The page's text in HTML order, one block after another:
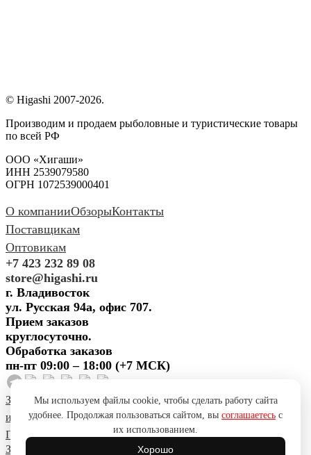
© Higashi 2007-2026.
Производим и продаем рыболовные и туристические товары
по всей РФ
ООО «Хигаши»
ИНН 2539079580
ОГРН 1072539000401
О компанииОбзорыКонтакты
Поставщикам
Оптовикам
+7 423 232 89 08
store@higashi.ru
г. Владивосток
ул. Русская 94а, офис 707.
Прием заказов
круглосуточно.
Обработка заказов
пн-пт 09:00 – 18:00 (+7 МСК)
Задать вопросПредложить
идеюПоблагодаритьПожаловаться Сообщить об ошибке
Политика конфиденциальностиСогласие на обработку ПД
Задать вопрос
Мы используем файлы cookie, чтобы сделать работу сайта
удобнее. Продолжая пользоваться сайтом, вы соглашаетесь с
их использованием.
Хорошо